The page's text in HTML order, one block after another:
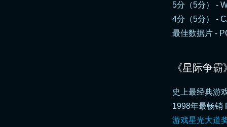
5分（5分） -
4分（5分） -
最佳数据片 -
《星际争霸
史上最经典游
1998年最畅销
游戏星光大道